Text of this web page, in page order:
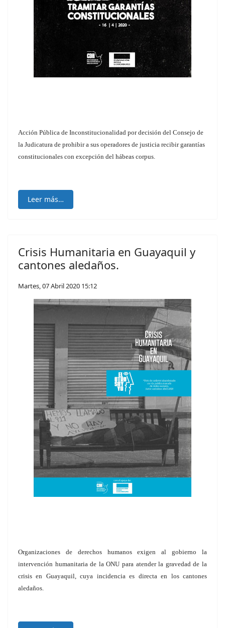
Acción Pública de Inconstitucionalidad por decisión del Consejo de
la Judicatura de prohibir a sus operadores de justicia recibir garantías
constitucionales con excepción del hábeas corpus.
Leer más…
Crisis Humanitaria en Guayaquil y
cantones aledaños.
Martes, 07 Abril 2020 15:12
Organizaciones de derechos humanos exigen al gobierno la
intervención humanitaria de la ONU para atender la gravedad de la
crisis en Guayaquil, cuya incidencia es directa en los cantones
aledaños.